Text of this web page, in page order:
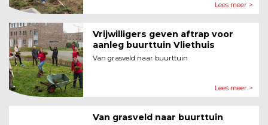
Lees meer >
Vrijwilligers geven aftrap voor
aanleg buurttuin Vliethuis
Van grasveld naar buurttuin
Lees meer >
Van grasveld naar buurttuin